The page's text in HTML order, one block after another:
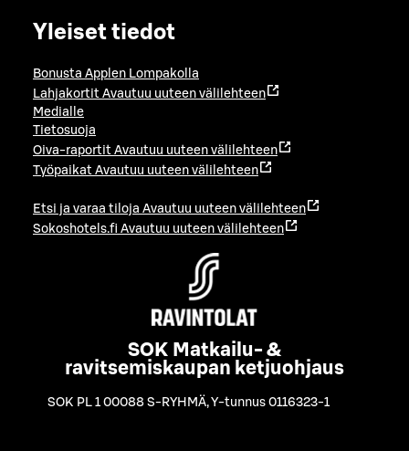
Yleiset tiedot
Bonusta Applen Lompakolla
Lahjakortit Avautuu uuteen välilehteen
Medialle
Tietosuoja
Oiva-raportit Avautuu uuteen välilehteen
Työpaikat Avautuu uuteen välilehteen
Etsi ja varaa tiloja Avautuu uuteen välilehteen
Sokoshotels.fi Avautuu uuteen välilehteen
SOK Matkailu- &
ravitsemiskaupan ketjuohjaus
SOK PL 1 00088 S-RYHMÄ,Y-tunnus 0116323-1